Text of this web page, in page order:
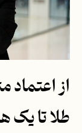
از اعتماد
طلا تا یک